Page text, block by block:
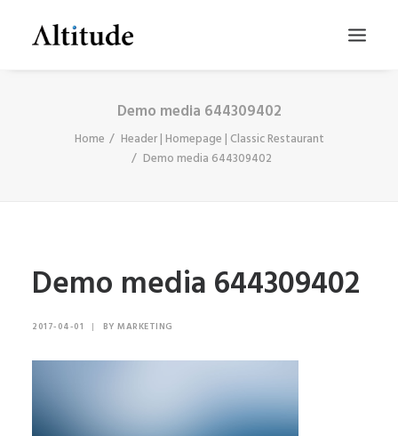
SEARCH
Demo media 644309402
Home
Header | Homepage | Classic Restaurant
Demo media 644309402
Demo media 644309402
2017-04-01 | BY MARKETING